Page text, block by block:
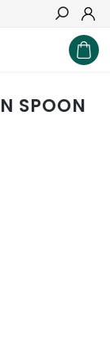
Hľadať
SPOON